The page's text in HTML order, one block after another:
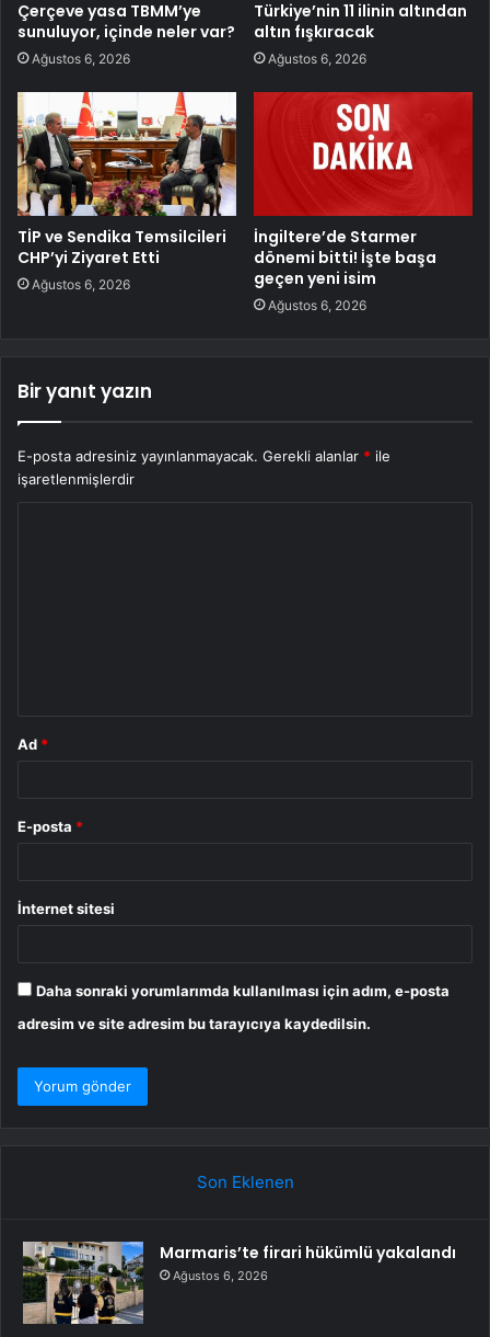
Çerçeve yasa TBMM’ye
sunuluyor, içinde neler var?
Ağustos 6, 2026
Türkiye’nin 11 ilinin altından
altın fışkıracak
Ağustos 6, 2026
TİP ve Sendika Temsilcileri
CHP’yi Ziyaret Etti
Ağustos 6, 2026
İngiltere’de Starmer
dönemi bitti! İşte başa
geçen yeni isim
Ağustos 6, 2026
Bir yanıt yazın
E-posta adresiniz yayınlanmayacak. Gerekli alanlar * ile
işaretlenmişlerdir
Ad *
E-posta *
İnternet sitesi
Daha sonraki yorumlarımda kullanılması için adım, e-posta
adresim ve site adresim bu tarayıcıya kaydedilsin.
Son Eklenen
Marmaris’te firari hükümlü yakalandı
Ağustos 6, 2026